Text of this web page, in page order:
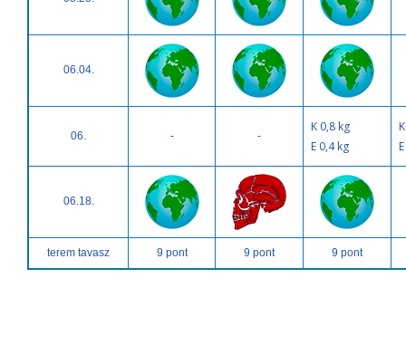
06.04.
06. - -
K 0,8 kg
E 0,4 kg
06.18.
terem tavasz 9 pont 9 pont 9 pont